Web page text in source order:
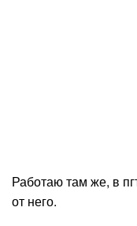
Работаю там же, в
от него.